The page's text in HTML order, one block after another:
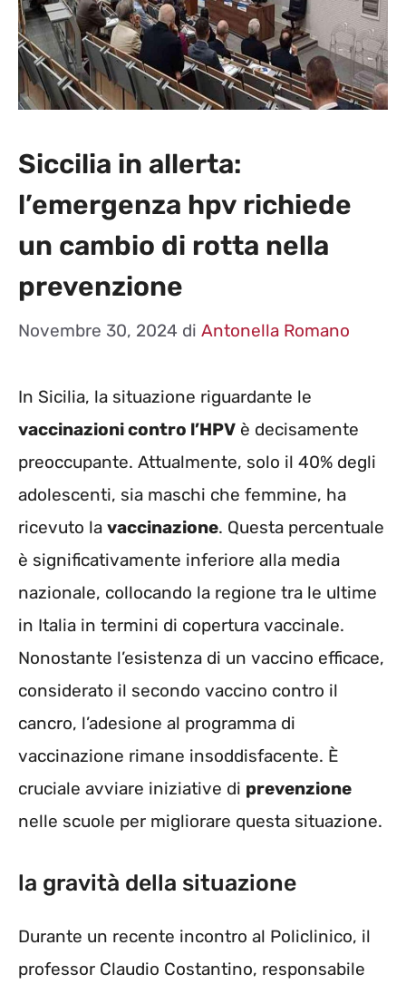
Siccilia in allerta:
l’emergenza hpv richiede
un cambio di rotta nella
prevenzione
Novembre 30, 2024 di Antonella Romano
In Sicilia, la situazione riguardante le
vaccinazioni contro l’HPV è decisamente
preoccupante. Attualmente, solo il 40% degli
adolescenti, sia maschi che femmine, ha
ricevuto la vaccinazione. Questa percentuale
è significativamente inferiore alla media
nazionale, collocando la regione tra le ultime
in Italia in termini di copertura vaccinale.
Nonostante l’esistenza di un vaccino efficace,
considerato il secondo vaccino contro il
cancro, l’adesione al programma di
vaccinazione rimane insoddisfacente. È
cruciale avviare iniziative di prevenzione
nelle scuole per migliorare questa situazione.
la gravità della situazione
Durante un recente incontro al Policlinico, il
professor Claudio Costantino, responsabile